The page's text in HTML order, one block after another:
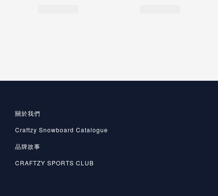
關於我們
Craftzy Snowboard Catalogue
品牌故事
CRAFTZY SPORTS CLUB